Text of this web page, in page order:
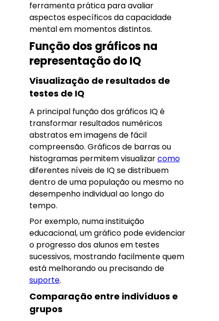
ferramenta prática para avaliar
aspectos específicos da capacidade
mental em momentos distintos.
Função dos gráficos na
representação do IQ
Visualização de resultados de
testes de IQ
A principal função dos gráficos IQ é
transformar resultados numéricos
abstratos em imagens de fácil
compreensão. Gráficos de barras ou
histogramas permitem visualizarcomo
diferentes níveis de IQ se distribuem
dentro de uma população ou mesmo no
desempenho individual ao longo do
tempo.
Por exemplo, numa instituição
educacional, um gráfico pode evidenciar
o progresso dos alunos em testes
sucessivos, mostrando facilmente quem
está melhorando ou precisando de
suporte.
Comparação entre indivíduos e
grupos